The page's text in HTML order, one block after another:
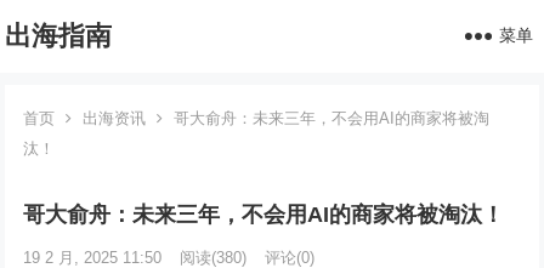
出海指南 菜单
首页 出海资讯
哥大俞舟：未来三年，不会用AI的商家将被淘
汰！
哥大俞舟：未来三年，不会用AI的商家将被淘汰！
19 2 月, 2025 11:50 阅读(380) 评论(0)